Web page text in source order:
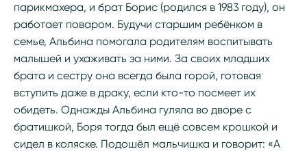
парикмахера, и брат Борис (родился в 1983 году), он
работает поваром. Будучи старшим ребёнком в
семье, Альбина помогала родителям воспитывать
малышей и ухаживать за ними. За своих младших
брата и сестру она всегда была горой, готовая
вступить даже в драку, если кто-то посмеет их
обидеть. Однажды Альбина гуляла во дворе с
братишкой, Боря тогда был ещё совсем крошкой и
сидел в коляске. Подошёл мальчишка и говорит: «А